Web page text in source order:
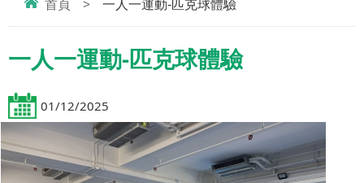
首頁 > 一人一運動-匹克球體驗
一人一運動-匹克球體驗
01/12/2025